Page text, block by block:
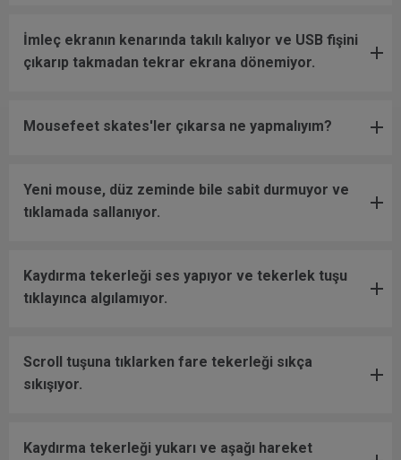
İmleç ekranın kenarında takılı kalıyor ve USB fişini
çıkarıp takmadan tekrar ekrana dönemiyor.
Mousefeet skates'ler çıkarsa ne yapmalıyım?
Yeni mouse, düz zeminde bile sabit durmuyor ve
tıklamada sallanıyor.
Kaydırma tekerleği ses yapıyor ve tekerlek tuşu
tıklayınca algılamıyor.
Scroll tuşuna tıklarken fare tekerleği sıkça
sıkışıyor.
Kaydırma tekerleği yukarı ve aşağı hareket